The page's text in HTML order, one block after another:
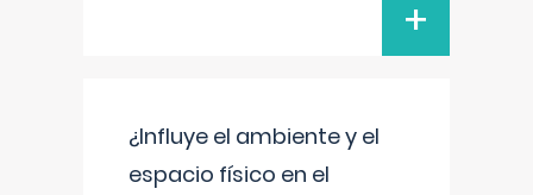
+
¿Influye el ambiente y el
espacio físico en el